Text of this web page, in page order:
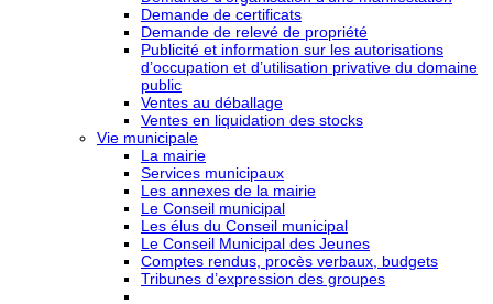
Demande de certificats
Demande de relevé de propriété
Publicité et information sur les autorisations
d’occupation et d’utilisation privative du domaine
public
Ventes au déballage
Ventes en liquidation des stocks
Vie municipale
La mairie
Services municipaux
Les annexes de la mairie
Le Conseil municipal
Les élus du Conseil municipal
Le Conseil Municipal des Jeunes
Comptes rendus, procès verbaux, budgets
Tribunes d’expression des groupes